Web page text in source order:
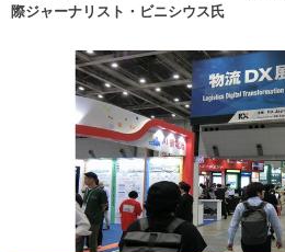
際ジャーナリスト・ビニシウス氏